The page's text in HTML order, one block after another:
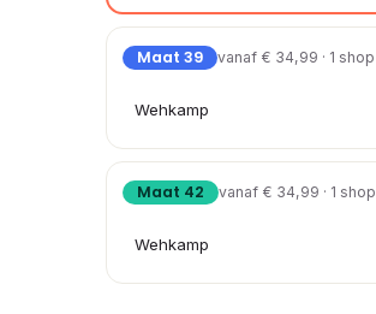
Maat 39 vanaf € 34,99 · 1 shop
Wehkamp
Maat 42 vanaf € 34,99 · 1 shop
Wehkamp